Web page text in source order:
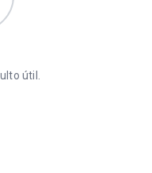
útil.